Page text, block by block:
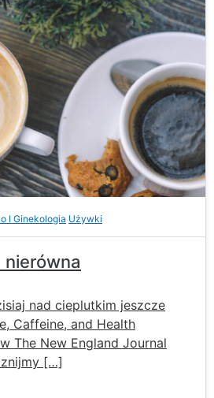
I Ginekologia Używki
nierówna
nad cieplutkim jeszcze
Caffeine, and Health
The New England Journal
[…]